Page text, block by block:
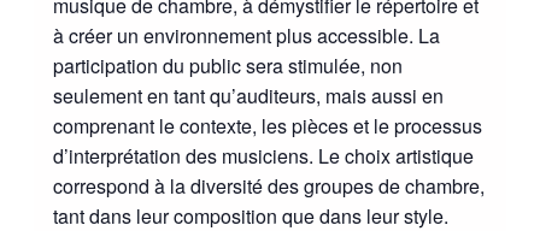
à créer un environnement plus accessible. La
participation du public sera stimulée, non
seulement en tant qu’auditeurs, mais aussi en
comprenant le contexte, les pièces et le processus
d’interprétation des musiciens. Le choix artistique
correspond à la diversité des groupes de chambre,
tant dans leur composition que dans leur style.